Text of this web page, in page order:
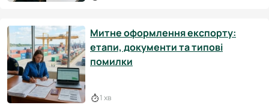
Митне оформлення експорту:
етапи, документи та типові
помилки
1 хв